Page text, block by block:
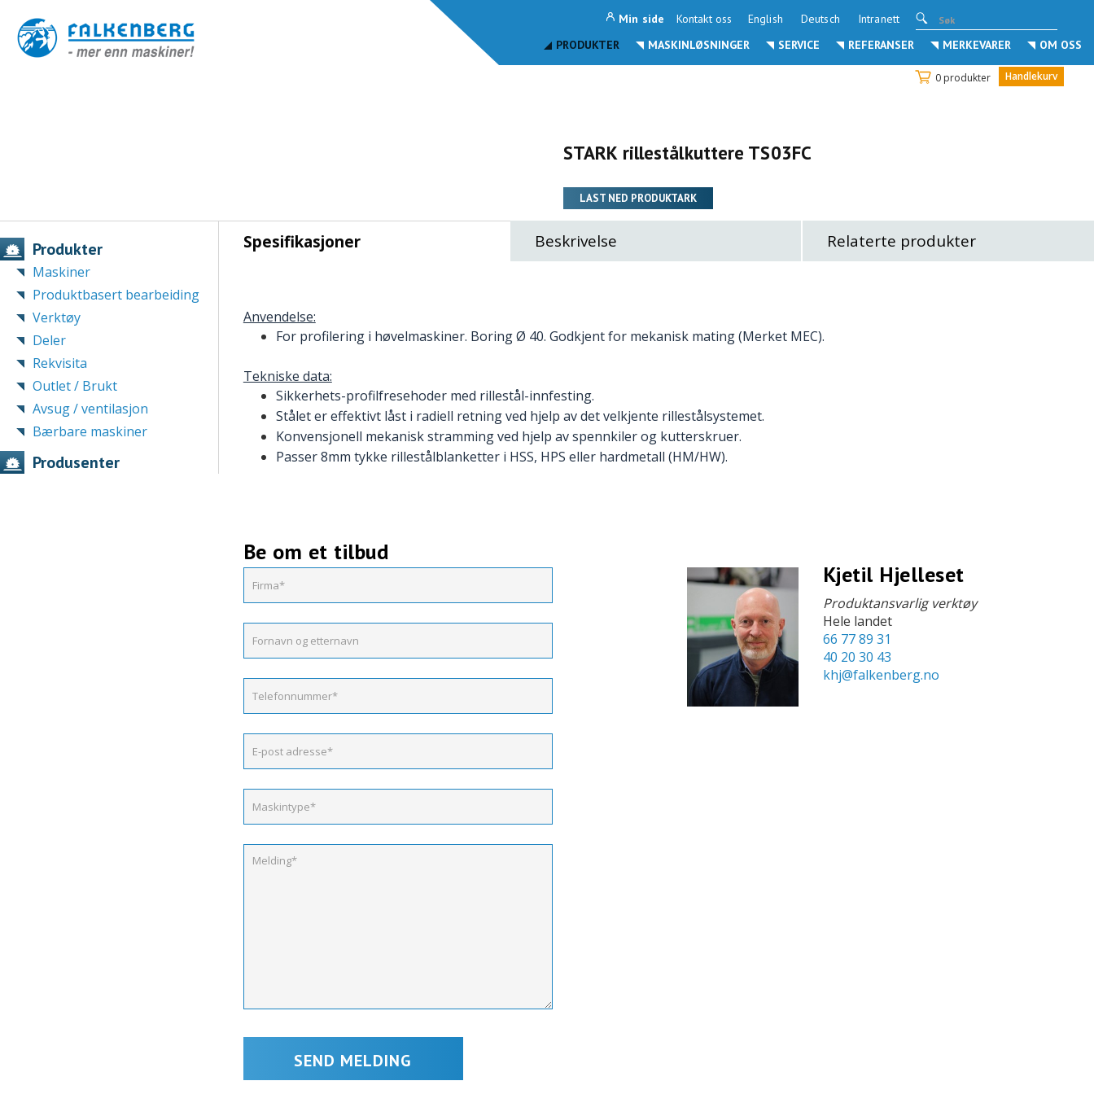
English Deutsch Intranett
Kontakt oss
Min side
PRODUKTER
MASKINLØSNINGER SERVICE REFERANSER MERKEVARER OM OSS
0 produkter Handlekurv
STARK rillestålkuttere TS03FC
LAST NED PRODUKTARK
Produkter
Maskiner
Produktbasert bearbeiding
Verktøy
Deler
Rekvisita
Outlet / Brukt
Avsug / ventilasjon
Bærbare maskiner
Produsenter
Spesifikasjoner Beskrivelse Relaterte produkter
Anvendelse:
For profilering i høvelmaskiner. Boring Ø 40. Godkjent for mekanisk mating (Merket MEC).
Tekniske data:
Sikkerhets-profilfresehoder med rillestål-innfesting.
Stålet er effektivt låst i radiell retning ved hjelp av det velkjente rillestålsystemet.
Konvensjonell mekanisk stramming ved hjelp av spennkiler og kutterskruer.
Passer 8mm tykke rillestålblanketter i HSS, HPS eller hardmetall (HM/HW).
Be om et tilbud
Kjetil Hjelleset
Produktansvarlig verktøy
Hele landet
66 77 89 31
40 20 30 43
khj@falkenberg.no